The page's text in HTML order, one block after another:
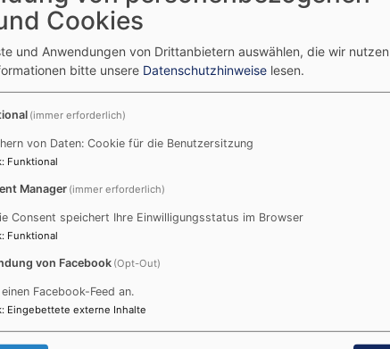
und Jungen im Alter von 8 Wochen bis 3 Jahre. Die Krippe ist
Cookies
und Anwendungen von Drittanbietern auswählen, die wir
bitte unsere Datenschutzhinweise lesen.
(immer erforderlich)
von Daten: Cookie für die Benutzersitzung
: Funktional
Manager (immer erforderlich)
Consent speichert Ihre Einwilligungsstatus im Browser
: Funktional
von Facebook (Opt-Out)
Facebook-Feed an.
: Eingebettete externe Inhalte